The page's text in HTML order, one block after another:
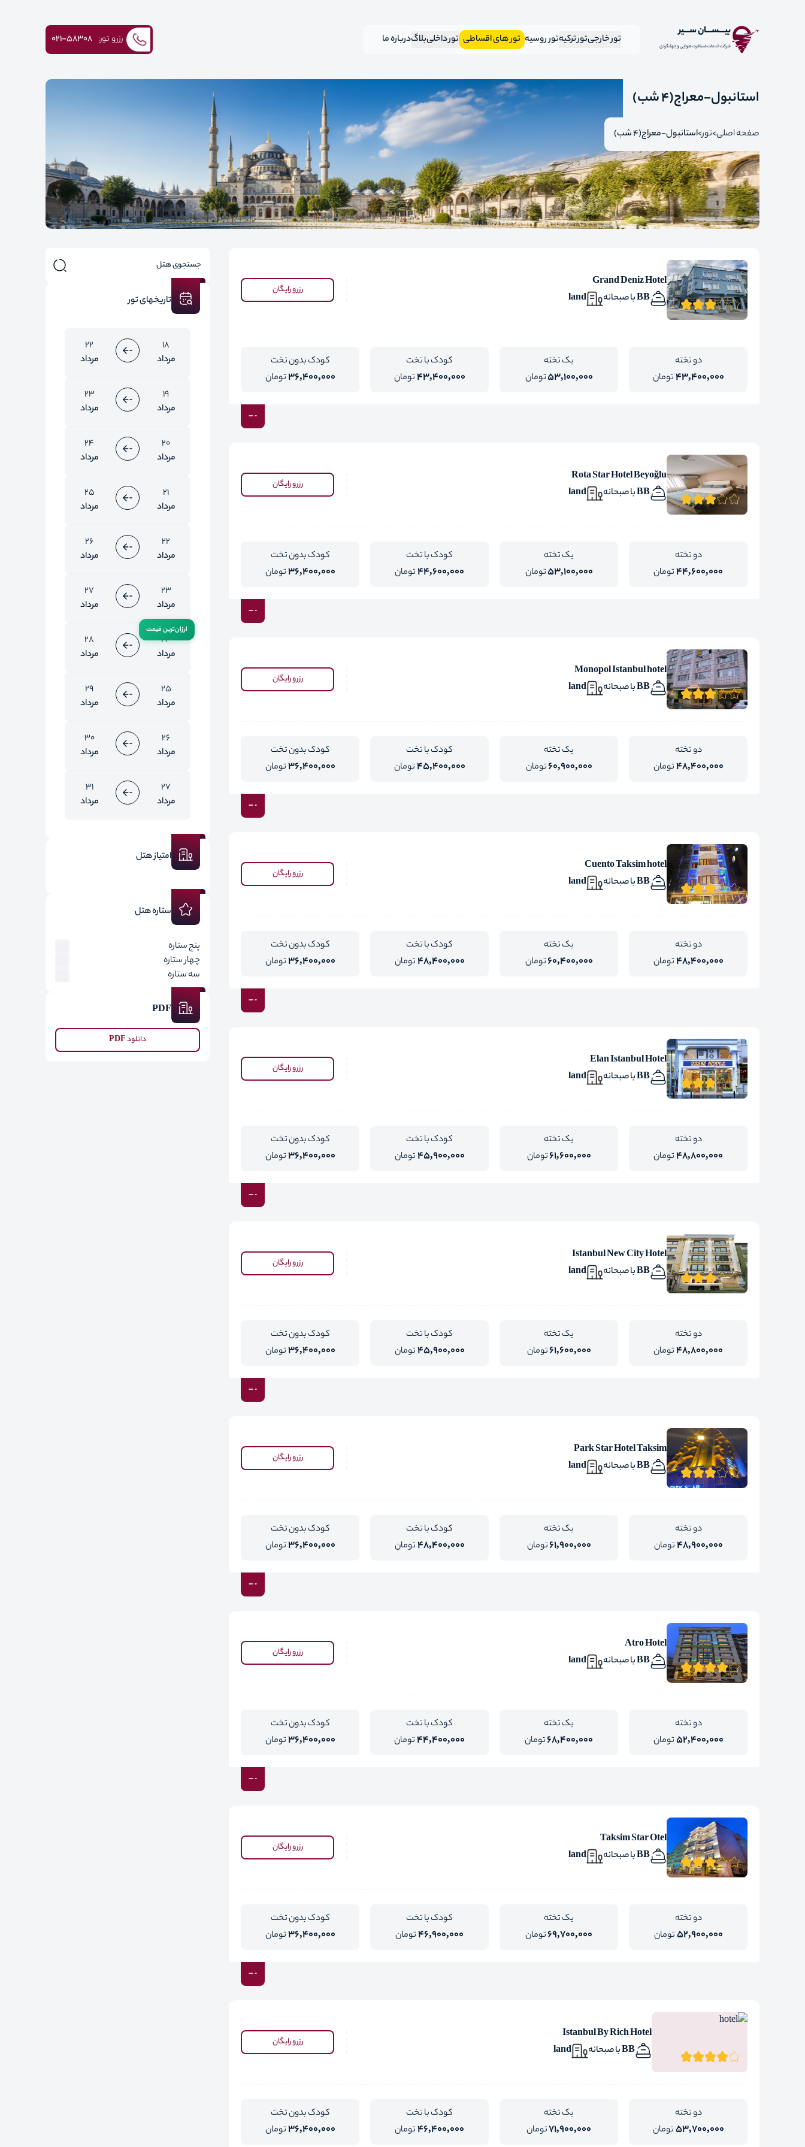
بیـــســـان ســـیر
شرکت خدمات مسافرت هوایی و جهانگردی تور خارجی تور ترکیهتور روسیه تور های اقساطی تور داخلیبلاگدرباره ما رزرو تور: ۰۲۱-58308
استانبول-معراج(4 شب)
صفحه اصلی تور استانبول-معراج(4 شب)
Grand Deniz Hotel
BB با صبحانه
land
رزرو رایگان
دو تخته
43,400,000تومان
یک تخته
53,100,000تومان
کودک با تخت
43,400,000تومان
کودک بدون تخت
36,400,000تومان
Rota Star Hotel Beyoğlu
BB با صبحانه
land
رزرو رایگان
دو تخته
44,600,000تومان
یک تخته
53,100,000تومان
کودک با تخت
44,600,000تومان
کودک بدون تخت
36,400,000تومان
Monopol Istanbul hotel
BB با صبحانه
land
رزرو رایگان
دو تخته
48,400,000تومان
یک تخته
60,900,000تومان
کودک با تخت
45,400,000تومان
کودک بدون تخت
36,400,000تومان
Cuento Taksim hotel
BB با صبحانه
land
رزرو رایگان
دو تخته
48,400,000تومان
یک تخته
60,400,000تومان
کودک با تخت
48,400,000تومان
کودک بدون تخت
36,400,000تومان
Elan Istanbul Hotel
BB با صبحانه
land
رزرو رایگان
دو تخته
48,800,000تومان
یک تخته
61,600,000تومان
کودک با تخت
45,900,000تومان
کودک بدون تخت
36,400,000تومان
Istanbul New City Hotel
BB با صبحانه
land
رزرو رایگان
دو تخته
48,800,000تومان
یک تخته
61,600,000تومان
کودک با تخت
45,900,000تومان
کودک بدون تخت
36,400,000تومان
Park Star Hotel Taksim
BB با صبحانه
land
رزرو رایگان
دو تخته
48,900,000تومان
یک تخته
61,900,000تومان
کودک با تخت
48,400,000تومان
کودک بدون تخت
36,400,000تومان
Atro Hotel
BB با صبحانه
land
رزرو رایگان
دو تخته
52,400,000تومان
یک تخته
68,400,000تومان
کودک با تخت
44,400,000تومان
کودک بدون تخت
36,400,000تومان
Taksim Star Otel
BB با صبحانه
land
رزرو رایگان
دو تخته
52,900,000تومان
یک تخته
69,700,000تومان
کودک با تخت
46,900,000تومان
کودک بدون تخت
36,400,000تومان
Istanbul By Rich Hotel
BB با صبحانه
land
رزرو رایگان
دو تخته
53,700,000تومان
یک تخته
71,900,000تومان
کودک با تخت
46,400,000تومان
کودک بدون تخت
36,400,000تومان
تاریخهای تور
18
مرداد
22
مرداد
19
مرداد
23
مرداد
20
مرداد
24
مرداد
21
مرداد
25
مرداد
22
مرداد
26
مرداد
23
مرداد
27
مرداد
24
مرداد
28
مرداد
25
مرداد
29
مرداد
26
مرداد
30
مرداد
27
مرداد
31
مرداد
امتیاز هتل
ستاره هتل
پنج ستاره
چهار ستاره
سه ستاره
PDF
دانلود PDF